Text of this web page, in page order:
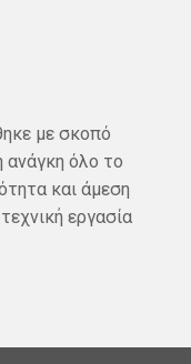
με σκοπό
ανάγκη όλο το
και άμεση
εργασία